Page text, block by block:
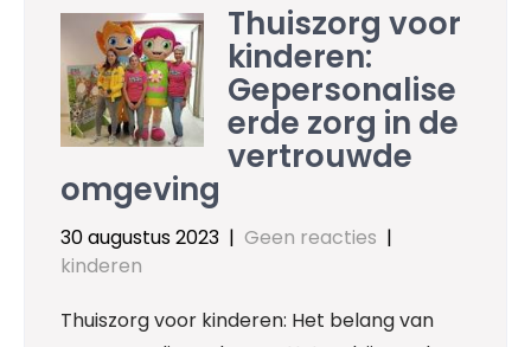
Thuiszorg voor
kinderen:
Gepersonalise
erde zorg in de
vertrouwde
omgeving
30 augustus 2023 | Geen reacties |
kinderen
Thuiszorg voor kinderen: Het belang van